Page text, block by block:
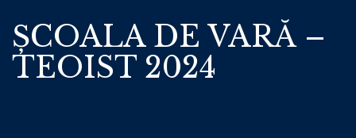
ŞCOALA DE VARĂ –
TEOIST 2024